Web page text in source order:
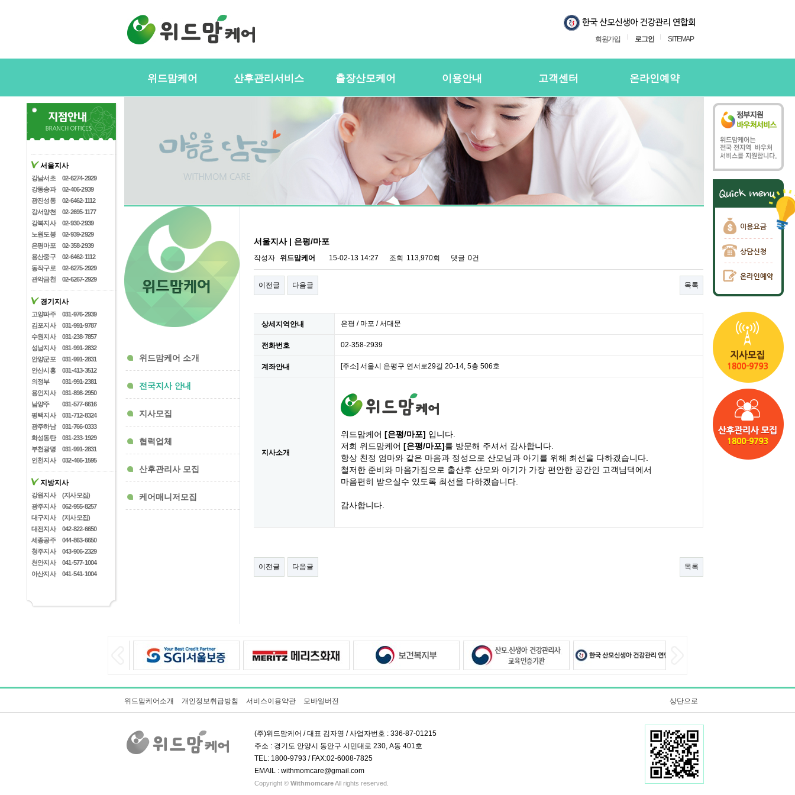
회원가입 로그인 SITEMAP
위드맘케어
지사모집
산후관리사모집
산후관리서비스
스
산후관리사 업무
출장산모케어
산전바디케어
산후바디케어
케어매니저 자격요건
유의사항
이용안내
이용절차
이용요금
대여용품
이용약관
고객센터
공지사항
문의하기
이용후기
자주하는질문
상담신청
상담신청 확인
온라인예약
온라인예약
온라인 예약확인
위드맘케어 소개
전국지사 안내
지사모집
협력업체
산후관리사 모집
케어매니저모집
서울지사
강남서초
02-6274-2929
강동송파
02-406-2939
광진성동
02-6462-1112
강서양천
02-2695-1177
강북지사
02-930-2939
노원도봉
02-939-2929
은평마포
02-358-2939
용산중구
02-6462-1112
동작구로
02-6275-2929
관악금천
02-6267-2929
경기지사
고양파주
031-976-2939
김포지사
031-991-9787
수원지사
031-238-7857
성남지사
031-991-2832
안양군포
031-991-2831
안산시흥
031-413-3512
의정부
031-991-2381
용인지사
031-898-2950
남양주
031-577-6616
평택지사
031-712-8324
광주하남
031-766-0333
화성동탄
031-233-1929
부천광명
031-991-2831
인천지사
032-466-1595
지방지사
강원지사
(지사모집)
광주지사
062-955-8257
대구지사
(지사모집)
대전지사
042-822-6650
세종공주
044-863-6650
청주지사
043-906-2329
천안지사
041-577-1004
아산지사
041-541-1004
서울지사 | 은평/마포
작성자 위드맘케어 15-02-13 14:27 조회 113,970회 댓글 0건
이전글 다음글 목록
상세지역안내 은평 / 마포 / 서대문
전화번호 02-358-2939
계좌안내 [주소] 서울시 은평구 연서로29길 20-14, 5층 506호
지사소개
위드맘케어 [은평/마포] 입니다.
저희 위드맘케어 [은평/마포]를 방문해 주셔서 감사합니다.
항상 친정 엄마와 같은 마음과 정성으로 산모님과 아기를 위해 최선을 다하겠습니다.
철저한 준비와 마음가짐으로 출산후 산모와 아기가 가장 편안한 공간인 고객님댁에서
마음편히 받으실수 있도록 최선을 다하겠습니다.
감사합니다.
이전글 다음글 목록
위드맘케어소개 개인정보취급방침 서비스이용약관 모바일버전 상단으로
(주)위드맘케어 / 대표 김자영 / 사업자번호 : 336-87-01215
주소 : 경기도 안양시 동안구 시민대로 230, A동 401호
TEL: 1800-9793 / FAX:02-6008-7825
EMAIL : withmomcare@gmail.com
Copyright © WithmomcareAll rights reserved.